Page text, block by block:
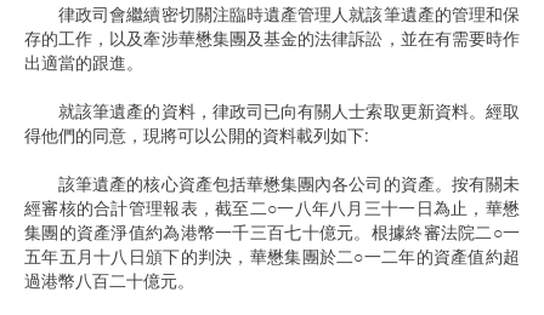
律政司會繼續密切關注臨時遺產管理人就該筆遺產的管理和保
存的工作，以及牽涉華懋集團及基金的法律訴訟，並在有需要時作
出適當的跟進。
就該筆遺產的資料，律政司已向有關人士索取更新資料。經取
得他們的同意，現將可以公開的資料載列如下:
該筆遺產的核心資產包括華懋集團內各公司的資產。按有關未
經審核的合計管理報表，截至二○一八年八月三十一日為止，華懋
集團的資產淨值約為港幣一千三百七十億元。根據終審法院二○一
五年五月十八日頒下的判決，華懋集團於二○一二年的資產值約超
過港幣八百二十億元。